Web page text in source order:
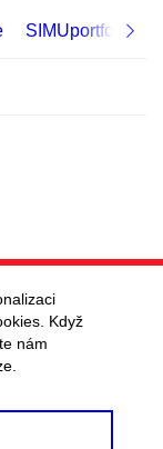
SIMUportfolio
Když
nám